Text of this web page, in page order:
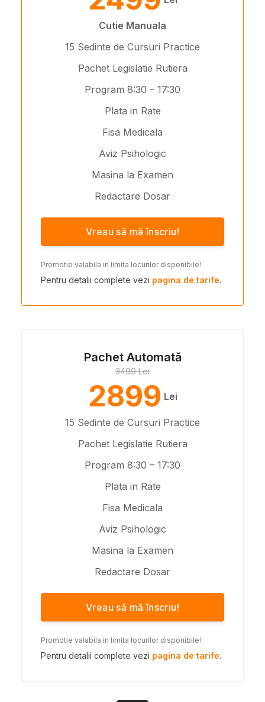
Cutie Manuala
15 Sedinte de Cursuri Practice
Pachet Legislatie Rutiera
Program 8:30 – 17:30
Plata in Rate
Fisa Medicala
Aviz Psihologic
Masina la Examen
Redactare Dosar
Vreau să mă înscriu!
Promotie valabila in limita locurilor disponibile!
Pentru detalii complete vezi pagina de tarife.
Pachet Automată
3499 Lei
2899 Lei
15 Sedinte de Cursuri Practice
Pachet Legislatie Rutiera
Program 8:30 – 17:30
Plata in Rate
Fisa Medicala
Aviz Psihologic
Masina la Examen
Redactare Dosar
Vreau să mă înscriu!
Promotie valabila in limita locurilor disponibile!
Pentru detalii complete vezi pagina de tarife.